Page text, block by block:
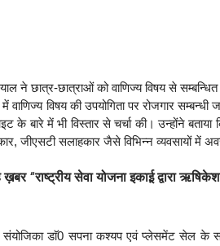
ने छात्र-छात्राओं को वाणिज्य विषय से
में वाणिज्य विषय की उपयोगिता पर रोजगार
के बारे में भी विस्तार से चर्चा की। उन्होंने
सलाहकार जैसे विभिन्न व्यवसायों में
ख़बर “राष्ट्रीय सेवा योजना इकाई़ द्वारा
डाॅ0 सपना कश्यप एवं प्लेसमेंट सेल के